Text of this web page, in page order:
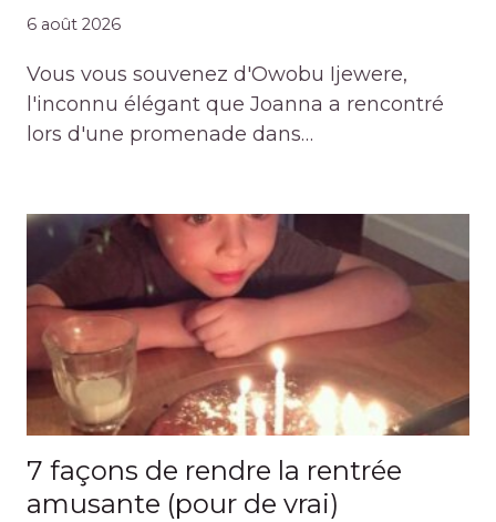
6 août 2026
Vous vous souvenez d'Owobu Ijewere,
l'inconnu élégant que Joanna a rencontré
lors d'une promenade dans…
7 façons de rendre la rentrée
amusante (pour de vrai)